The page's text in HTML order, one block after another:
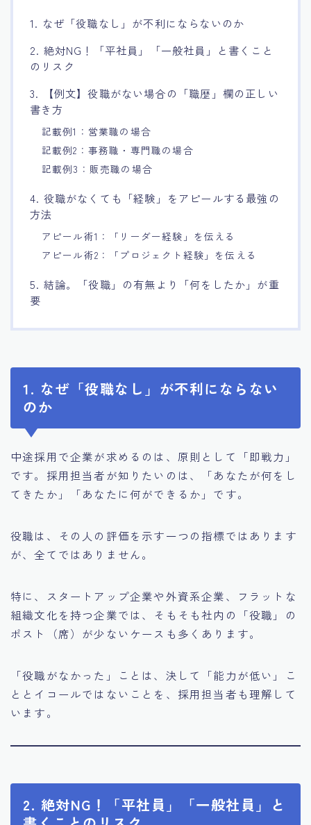
1. なぜ「役職なし」が不利にならないのか
2. 絶対NG！「平社員」「一般社員」と書くこと
のリスク
3. 【例文】役職がない場合の「職歴」欄の正しい
書き方
記載例1：営業職の場合
記載例2：事務職・専門職の場合
記載例3：販売職の場合
4. 役職がなくても「経験」をアピールする最強の
方法
アピール術1：「リーダー経験」を伝える
アピール術2：「プロジェクト経験」を伝える
5. 結論。「役職」の有無より「何をしたか」が重
要
1. なぜ「役職なし」が不利にならない
のか
中途採用で企業が求めるのは、原則として「即戦力」
です。採用担当者が知りたいのは、「あなたが何をし
てきたか」「あなたに何ができるか」です。
役職は、その人の評価を示す一つの指標ではあります
が、全てではありません。
特に、スタートアップ企業や外資系企業、フラットな
組織文化を持つ企業では、そもそも社内の「役職」の
ポスト（席）が少ないケースも多くあります。
「役職がなかった」ことは、決して「能力が低い」こ
ととイコールではないことを、採用担当者も理解して
います。
2. 絶対NG！「平社員」「一般社員」と